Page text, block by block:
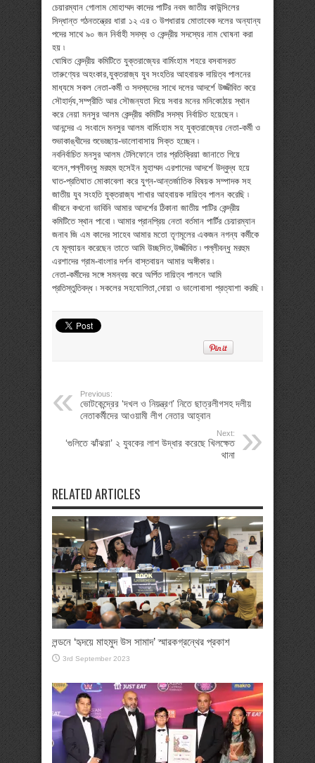
চেয়ারম্যান গোলাম মোহাম্মদ কাদের পাটির নবম জাতীয় কাউন্সিলের
সিদ্ধান্ত গঠনতন্ত্রের ধারা ১২ এর ৩ উপধারায় মোতাবেক দলের অন্যান্য
পদের সাথে ৯০ জন নির্বাহী সদস্য ও কেন্দ্রীয় সদস্যের নাম ঘোষনা করা
হয় ৷
ঘোষিত কেন্দ্রীয় কমিটিতে যুক্তরাজ্যের বার্মিংহাম শহরে বসবাসরত
তারুণ্যের অহংকার,যুক্তরাজ্য যুব সংহতির আহবায়ক দায়িত্ব পালনের
মাধ্যমে সকল নেতা-কর্মী ও সদস্যদের সাথে দলের আদর্শে উজ্জীবিত করে
সৌহার্দ্য,সম্প্রীতি আর সৌজন্যতা দিয়ে সবার মনের মনিকোঠায় স্থান
করে নেয়া মনসুর আলম কেন্দ্রীয় কমিটির সদস্য নির্বাচিত হয়েছেন ৷
আনন্দের এ সংবাদে মনসুর আলম বার্মিংহাম সহ যুক্তরাজ্যের নেতা-কর্মী ও
শুভাকাঙ্খীদের শুভেচ্ছায়-ভালোবাসায় সিক্ত হচ্ছেন ৷
নবনির্বাচিত মনসুর আলম টেলিফোনে তার প্রতিক্রিয়া জানাতে গিয়ে
বলেন,পল্লীবন্ধু মরহুম হুসেইন মুহাম্মদ এরশাদের আদর্শে উদ্বুদ্ধ হয়ে
ঘাত-প্রতিঘাত মোকাবেলা করে যুগ্ন-আন্তর্জাতিক বিষয়ক সম্পাদক সহ
জাতীয় যুব সংহতি যুক্তরাজ্য শাখার আহবায়ক দায়িত্ব পালন করেছি ৷
জীবনে কখনো ভাবিনি আমার আদর্শের ঠিকানা জাতীয় পাটির কেন্দ্রীয়
কমিটিতে স্থান পাবো ৷ আমার প্রানপ্রিয় নেতা বর্তমান পার্টির চেয়ারম্যান
জনাব জি এম কাদের সাহেব আমার মতো তৃণমূলের একজন নগন্য কর্মীকে
যে মূল্যায়ন করেছেন তাতে আমি উচ্ছসিত,উজ্জীবিত ৷ পল্লীবন্ধু মরহুম
এরশাদের গ্রাম-বাংলার দর্শন বাস্তবায়ন আমার অঙ্গীকার ৷
নেতা-কর্মীদের সঙ্গে সমন্বয় করে অর্পিত দায়িত্ব পালনে আমি
প্রতিস্তুতিবদ্ধ ৷ সকলের সহযোগিতা,দোয়া ও ভালোবাসা প্রত্যাশা করছি ৷
Previous:
ভোটকেন্দ্রের ‘দখল ও নিয়ন্ত্রণ’ নিতে ছাত্রলীগসহ দলীয়
নেতাকর্মীদের আওয়ামী লীগ নেতার আহ্বান
Next:
‘গুলিতে ঝাঁঝরা’ ২ যুবকের লাশ উদ্ধার করেছে খিলক্ষেত
থানা
RELATED ARTICLES
লন্ডনে ‘হৃদয়ে মাহমুদ উস সামাদ’ স্মারকগ্রন্থের প্রকাশ
3rd September 2023